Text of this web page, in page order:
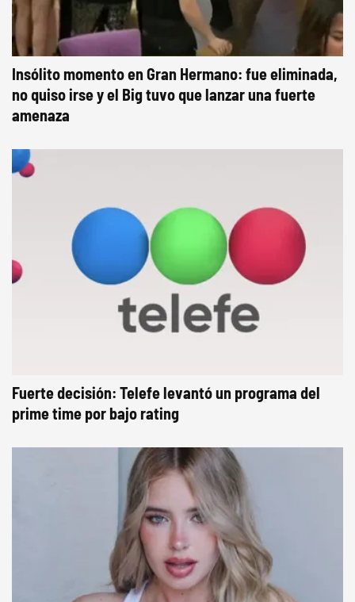
Insólito momento en Gran Hermano: fue eliminada,
no quiso irse y el Big tuvo que lanzar una fuerte
amenaza
Fuerte decisión: Telefe levantó un programa del
prime time por bajo rating